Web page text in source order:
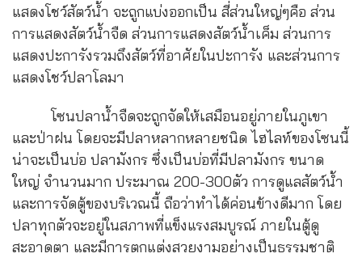
แสดงโชว์สัตว์น้ำ จะถูกแบ่งออกเป็น สี่ส่วนใหญ่ๆคือ ส่วน
การแสดงสัตว์น้ำจืด ส่วนการแสดงสัตว์น้ำเค็ม ส่วนการ
แสดงปะการังรวมถึงสัตว์ที่อาศัยในปะการัง และส่วนการ
แสดงโชว์ปลาโลมา
โซนปลาน้ำจืดจะถูกจัดให้เสมือนอยู่ภายในภูเขา
และป่าฝน โดยจะมีปลาหลากหลายชนิด ไฮไลท์ของโซนนี้
น่าจะเป็นบ่อ ปลามังกร ซึ่งเป็นบ่อที่มีปลามังกร ขนาด
ใหญ่ จำนวนมาก ประมาณ 200-300ตัว การดูแลสัตว์น้ำ
และการจัดตู้ของบริเวณนี้ ถือว่าทำได้ค่อนข้างดีมาก โดย
ปลาทุกตัวจะอยู่ในสภาพที่แข็งแรงสมบูรณ์ ภายในตู้ดู
สะอาดตา และมีการตกแต่งสวยงามอย่างเป็นธรรมชาติ